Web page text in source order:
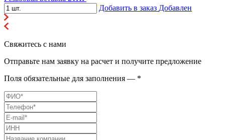
Добавить в заказ Добавлен
Свяжитесь с нами
Отправьте нам заявку на расчет и получите предложение
Поля обязательные для заполнения — *